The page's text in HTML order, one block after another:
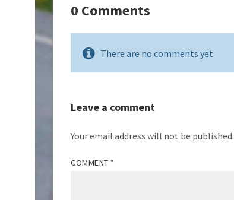
0 Comments
There are no comments yet
Leave a comment
Your email address will not be published.
COMMENT *